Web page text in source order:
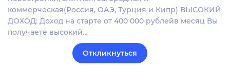
коммерческая(Россия, ОАЭ, Турция и Кипр) ВЫСОКИЙ
ДОХОД: Доход на старте от 400 000 рублейв месяц Вы
получаете высокий…
Откликнуться